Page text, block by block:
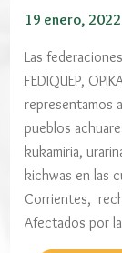
19 enero, 2022
Las
FEDIQUEP,
representamos
pueblos
kukamiria,
kichwas en las
Corrientes,
Afectados por